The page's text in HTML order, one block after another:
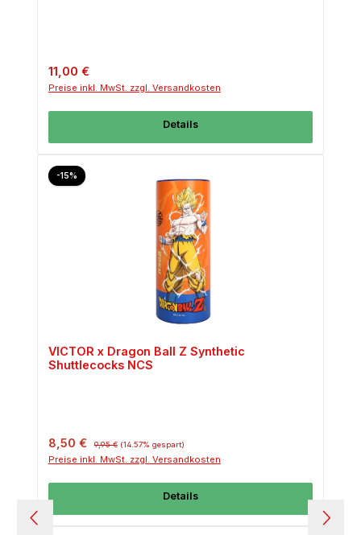
Regulärer Preis:
11,00 €
Preise inkl. MwSt. zzgl. Versandkosten
Details
-15%Rabatt
VICTOR x Dragon Ball Z Synthetic
Shuttlecocks NCS
Verkaufspreis:
8,50 € 9,95 € (14.57% gespart)
Preise inkl. MwSt. zzgl. Versandkosten
Details